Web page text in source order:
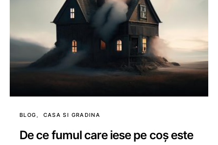
BLOG CASA SI GRADINA
De ce fumul care iese pe coș este